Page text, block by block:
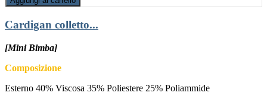
Cardigan colletto...
[Mini Bimba]
Composizione
Esterno 40% Viscosa 35% Poliestere 25% Poliammide